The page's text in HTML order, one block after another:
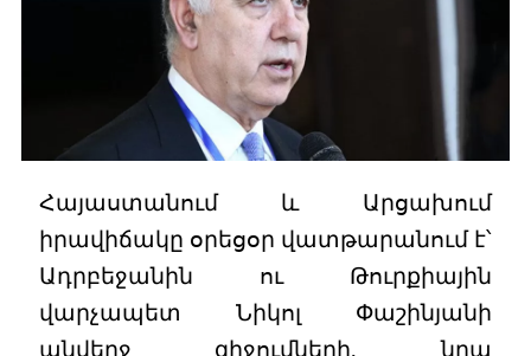
Հայաստանում և Արցախում
իրավիճակը օրեցօր վատթարանում է՝
Ադրբեջանին ու Թուրքիային
վարչապետ Նիկոլ Փաշինյանի
անվերջ զիջումների, նրա